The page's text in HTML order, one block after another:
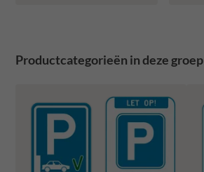
Productcategorieën in deze groep